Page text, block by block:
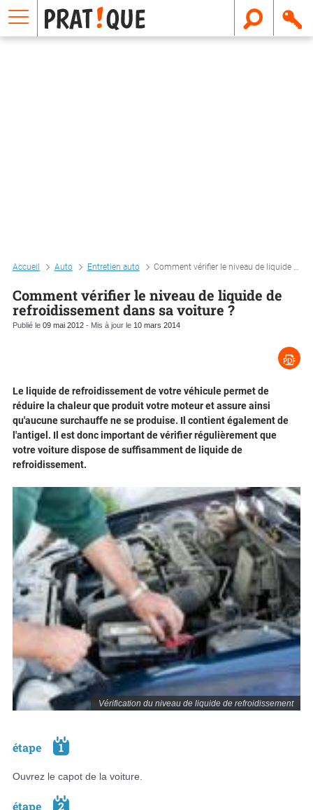
Accueil Auto Entretien auto Comment vérifier le niveau de liquide de refroidissement dans sa voiture ?
Comment vérifier le niveau de liquide de
refroidissement dans sa voiture ?
Publié le 09 mai 2012 - Mis à jour le 10 mars 2014
Vérification du niveau de liquide de refroidissement
Le liquide de refroidissement de votre véhicule permet de
réduire la chaleur que produit votre moteur et assure ainsi
qu'aucune surchauffe ne se produise. Il contient également de
l'antigel. Il est donc important de vérifier régulièrement que
votre voiture dispose de suffisamment de liquide de
refroidissement.
étape 1
Ouvrez le capot de la voiture.
étape 2
E
m
a